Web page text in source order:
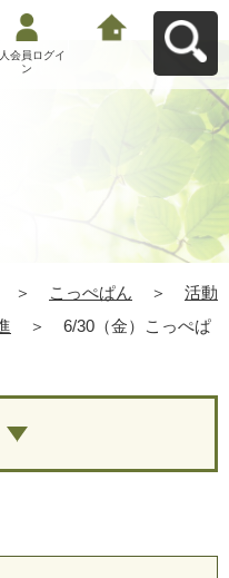
会員ログイ
ン
＞ こっぺぱん ＞
活動
＞
6/30（金）こっぺぱ